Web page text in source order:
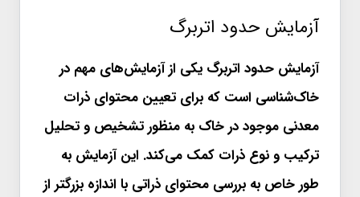
آزمایش حدود اتربرگ
آزمایش حدود اتربرگ یکی از آزمایش‌های مهم در
خاک‌شناسی است که برای تعیین محتوای ذرات
معدنی موجود در خاک به منظور تشخیص و تحلیل
ترکیب و نوع ذرات کمک می‌کند. این آزمایش به
طور خاص به بررسی محتوای ذراتی با اندازه بزرگتر از